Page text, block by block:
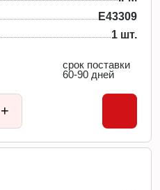
E43309
1 шт.
срок поставки
60-90 дней
+